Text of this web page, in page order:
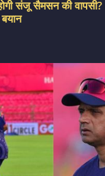
संजू सैमसन की